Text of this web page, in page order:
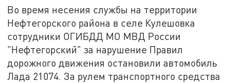
Во время несения службы на территории
Нефтегорского района в селе Кулешовка
сотрудники ОГИБДД МО МВД России
"Нефтегорский" за нарушение Правил
дорожного движения остановили автомобиль
Лада 21074. За рулем транспортного средства